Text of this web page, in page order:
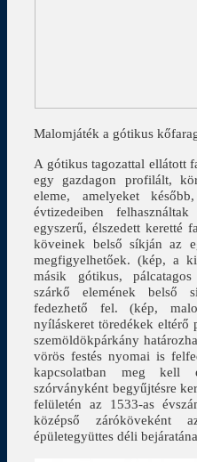
Malomjáték a gótikus
A gótikus tagozattal ellátott
egy gazdagon profilált,
eleme, amelyeket
évtizedeiben
egyszerű, élszedett keretté
köveinek belső síkján az
megfigyelhetőek. (kép, a
másik gótikus,
szárkő elemének belső
fedezhető fel. (kép,
nyíláskeret töredékek eltérő
szemöldökpárkány
vörös festés nyomai is
kapcsolatban meg kell
szórványként begyűjtésre
felületén az 1533-as
középső záróköveként
épületegyüttes déli